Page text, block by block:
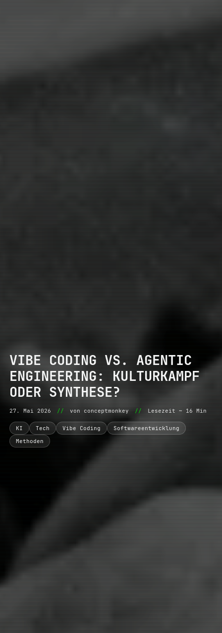
VIBE CODING VS. AGENTIC
ENGINEERING: KULTURKAMPF
ODER SYNTHESE?
27. Mai 2026 // von conceptmonkey // Lesezeit ~ 16 Min
KI Tech Vibe Coding
Softwareentwicklung
Methoden